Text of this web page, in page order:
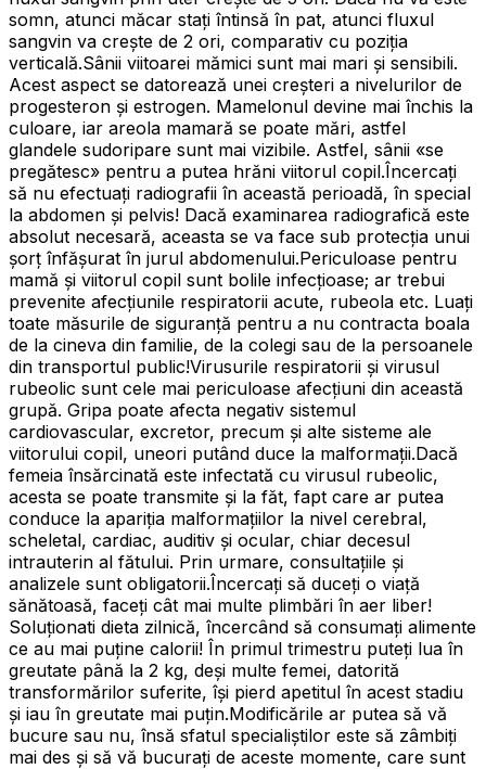
somn, atunci măcar stați întinsă în pat, atunci fluxul
sangvin va crește de 2 ori, comparativ cu poziţia
verticală.Sânii viitoarei mămici sunt mai mari şi sensibili.
Acest aspect se datorează unei creşteri a nivelurilor de
progesteron şi estrogen. Mamelonul devine mai închis la
culoare, iar areola mamară se poate mări, astfel
glandele sudoripare sunt mai vizibile. Astfel, sânii «se
pregătesc» pentru a putea hrăni viitorul copil.Încercați
să nu efectuați radiografii în această perioadă, în special
la abdomen şi pelvis! Dacă examinarea radiografică este
absolut necesară, aceasta se va face sub protecția unui
șorț înfășurat în jurul abdomenului.Periculoase pentru
mamă şi viitorul copil sunt bolile infecţioase; ar trebui
prevenite afecțiunile respiratorii acute, rubeola etc. Luați
toate măsurile de siguranță pentru a nu contracta boala
de la cineva din familie, de la colegi sau de la persoanele
din transportul public!Virusurile respiratorii și virusul
rubeolic sunt cele mai periculoase afecțiuni din această
grupă. Gripa poate afecta negativ sistemul
cardiovascular, excretor, precum şi alte sisteme ale
viitorului copil, uneori putând duce la malformații.Dacă
femeia însărcinată este infectată cu virusul rubeolic,
acesta se poate transmite și la făt, fapt care ar putea
conduce la apariția malformațiilor la nivel cerebral,
scheletal, cardiac, auditiv și ocular, chiar decesul
intrauterin al fătului. Prin urmare, consultațiile și
analizele sunt obligatorii.Încercați să duceți o viață
sănătoasă, faceți cât mai multe plimbări în aer liber!
Soluţionati dieta zilnică, încercând să consumați alimente
ce au mai puține calorii! În primul trimestru puteți lua în
greutate până la 2 kg, deși multe femei, datorită
transformărilor suferite, își pierd apetitul în acest stadiu
și iau în greutate mai puțin.Modificările ar putea să vă
bucure sau nu, însă sfatul specialiștilor este să zâmbiți
mai des și să vă bucurați de aceste momente, care sunt